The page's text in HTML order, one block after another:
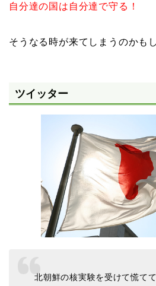
自分達の国は自分達で守る！
そうなる時が来てしまうのかも
ツイッター
北朝鮮の核実験を受けて慌て